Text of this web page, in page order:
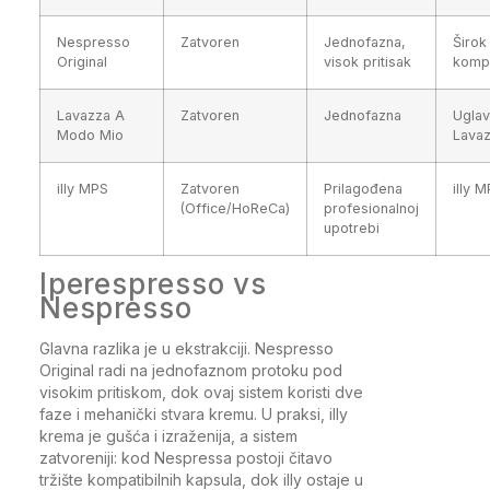
Nespresso
Original
Zatvoren
Jednofazna,
visok pritisak
Lavazza A
Modo Mio
Zatvoren Jednofazna
illy MPS
Zatvoren
(Office/HoReCa)
Prilagođena
profesionalnoj
upotrebi
illy
Iperespresso vs
Nespresso
Glavna razlika je u ekstrakciji. Nespresso
Original radi na jednofaznom protoku pod
visokim pritiskom, dok ovaj sistem koristi dve
faze i mehanički stvara kremu. U praksi, illy
krema je gušća i izraženija, a sistem
zatvoreniji: kod Nespressa postoji čitavo
tržište kompatibilnih kapsula, dok illy ostaje u